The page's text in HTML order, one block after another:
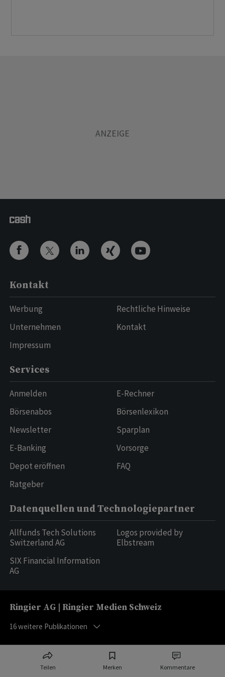
Teilen Merken Kommentare
Kontakt
Werbung
Unternehmen
Impressum
Rechtliche Hinweise
Kontakt
Services
Anmelden
Börsenabos
Newsletter
E-Banking
Depot eröffnen
Ratgeber
E-Rechner
Börsenlexikon
Sparplan
Vorsorge
FAQ
Datenquellen und Technologiepartner
Allfunds Tech Solutions
Switzerland AG
SIX Financial Information
AG
Logos provided by
Elbstream
Ringier AG | Ringier Medien Schweiz
16weitere Publikationen